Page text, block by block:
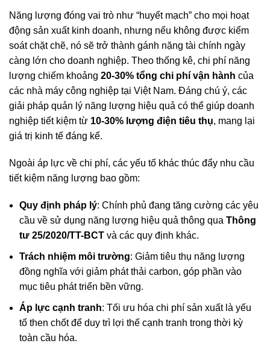
Năng lượng đóng vai trò như “huyết mạch” cho mọi hoạt
động sản xuất kinh doanh, nhưng nếu không được kiểm
soát chặt chẽ, nó sẽ trở thành gánh nặng tài chính ngày
càng lớn cho doanh nghiệp. Theo thống kê, chi phí năng
lượng chiếm khoảng 20-30% tổng chi phí vận hành của
các nhà máy công nghiệp tại Việt Nam. Đáng chú ý, các
giải pháp quản lý năng lượng hiệu quả có thể giúp doanh
nghiệp tiết kiệm từ 10-30% lượng điện tiêu thụ, mang lại
giá trị kinh tế đáng kể.
Ngoài áp lực về chi phí, các yếu tố khác thúc đẩy nhu cầu
tiết kiệm năng lượng bao gồm:
Quy định pháp lý: Chính phủ đang tăng cường các yêu
cầu về sử dụng năng lượng hiệu quả thông qua Thông
tư 25/2020/TT-BCT và các quy định khác.
Trách nhiệm môi trường: Giảm tiêu thụ năng lượng
đồng nghĩa với giảm phát thải carbon, góp phần vào
mục tiêu phát triển bền vững.
Áp lực cạnh tranh: Tối ưu hóa chi phí sản xuất là yếu
tố then chốt để duy trì lợi thế cạnh tranh trong thời kỳ
toàn cầu hóa.